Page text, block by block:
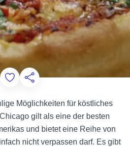
Add to Favorites
Diese Seite teilen
Möglichkeiten für köstliches
gilt als eine der besten
und bietet eine Reihe von
nicht verpassen darf. Es gibt